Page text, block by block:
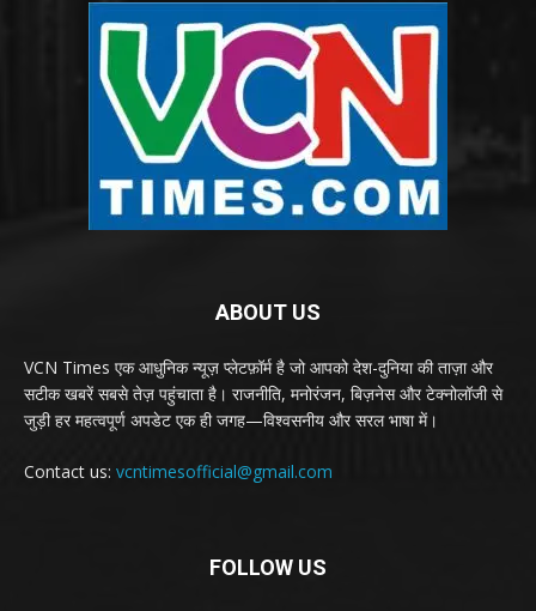
ABOUT US
VCN Times एक आधुनिक न्यूज़ प्लेटफ़ॉर्म है जो आपको देश-दुनिया की ताज़ा और
सटीक खबरें सबसे तेज़ पहुंचाता है। राजनीति, मनोरंजन, बिज़नेस और टेक्नोलॉजी से
जुड़ी हर महत्वपूर्ण अपडेट एक ही जगह—विश्वसनीय और सरल भाषा में।
Contact us: vcntimesofficial@gmail.com
FOLLOW US